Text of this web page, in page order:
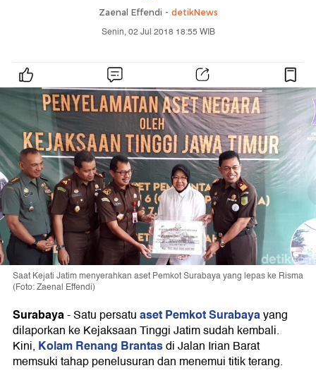
Zaenal Effendi - detikNews
Senin, 02 Jul 2018 18:55 WIB
Saat Kejati Jatim menyerahkan aset Pemkot Surabaya yang lepas ke Risma
(Foto: Zaenal Effendi)
Surabaya-Satu persatuaset Pemkot Surabayayang
dilaporkan ke Kejaksaan Tinggi Jatim sudah kembali.
Kini, Kolam Renang Brantasdi Jalan Irian Barat
memsuki tahap penelusuran dan menemui titik terang.